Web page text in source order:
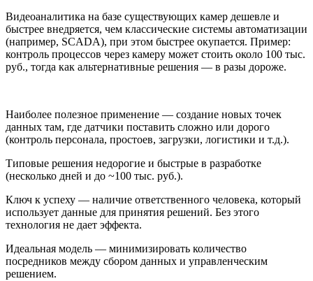
Видеоаналитика на базе существующих камер дешевле и
быстрее внедряется, чем классические системы автоматизации
(например, SCADA), при этом быстрее окупается. Пример:
контроль процессов через камеру может стоить около 100 тыс.
руб., тогда как альтернативные решения — в разы дороже.
Наиболее полезное применение — создание новых точек
данных там, где датчики поставить сложно или дорого
(контроль персонала, простоев, загрузки, логистики и т.д.).
Типовые решения недорогие и быстрые в разработке
(несколько дней и до ~100 тыс. руб.).
Ключ к успеху — наличие ответственного человека, который
использует данные для принятия решений. Без этого
технология не дает эффекта.
Идеальная модель — минимизировать количество
посредников между сбором данных и управленческим
решением.